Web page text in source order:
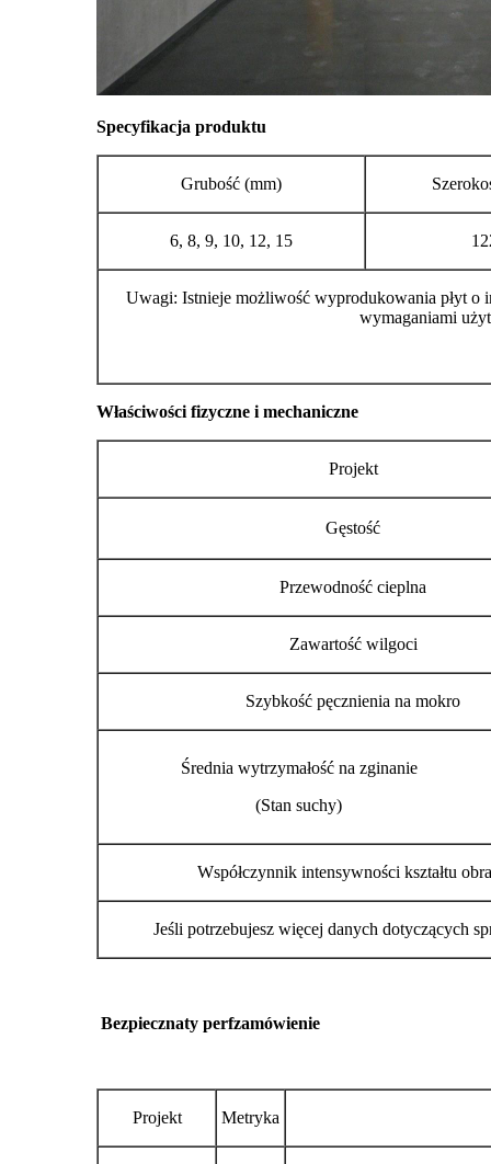
Specyfikacja produktu
Grubość (mm)
6, 8, 9, 10, 12, 15
Uwagi: Istnieje możliwość wyprodukowania płyt o
wymaganiami
Właściwości fizyczne i mechaniczne
Projekt
Gęstość
Przewodność cieplna
Zawartość wilgoci
Szybkość pęcznienia na mokro
Średnia wytrzymałość na zginanie
(Stan suchy)
Współczynnik intensywności kształtu
Jeśli potrzebujesz więcej danych dotyczących
Bezpiecznaty perfzamówienie
Projekt Metryka